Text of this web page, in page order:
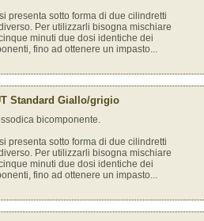
si presenta sotto forma di due cilindretti
Per utilizzarli bisogna mischiare
minuti due dosi identiche dei
fino ad ottenere un impasto...
Standard Giallo/grigio
bicomponente.
si presenta sotto forma di due cilindretti
Per utilizzarli bisogna mischiare
minuti due dosi identiche dei
fino ad ottenere un impasto...